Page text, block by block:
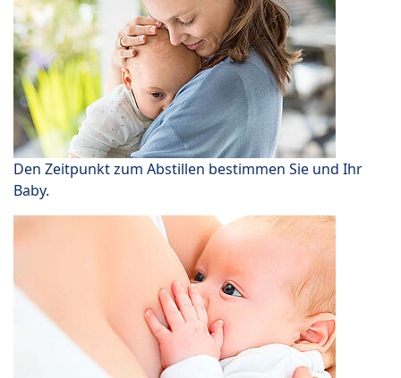
Den Zeitpunkt zum Abstillen bestimmen Sie und Ihr
Baby.